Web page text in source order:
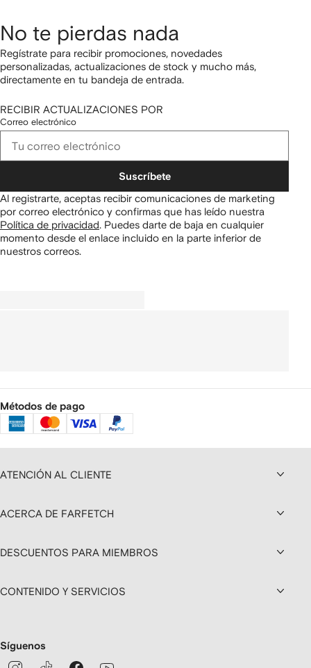
No te pierdas nada
Regístrate para recibir promociones, novedades
personalizadas, actualizaciones de stock y mucho más,
directamente en tu bandeja de entrada.
RECIBIR ACTUALIZACIONES POR
Correo electrónico
Suscríbete
Al registrarte, aceptas recibir comunicaciones de marketing
por correo electrónico y confirmas que has leído nuestra
Política de privacidad. Puedes darte de baja en cualquier
momento desde el enlace incluido en la parte inferior de
nuestros correos.
Métodos de pago
ATENCIÓN AL CLIENTE
ACERCA DE FARFETCH
DESCUENTOS PARA MIEMBROS
CONTENIDO Y SERVICIOS
Síguenos